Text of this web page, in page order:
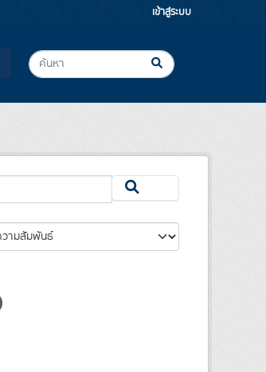
เข้าสู่ระบบ